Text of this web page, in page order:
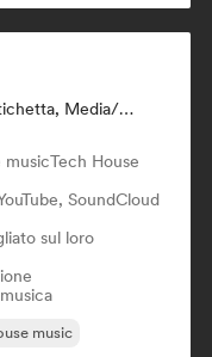
Canale Youtube/Twitch, Etichetta, Media/Giornalista, Editore, Esperto Del Suono
musicTech House
SoundCloud
sul loro
music